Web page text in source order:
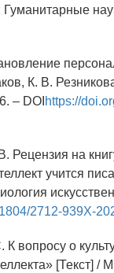
К. В.
– DOI https://
Рецензия на
учится
2712-939X-
вопросу о